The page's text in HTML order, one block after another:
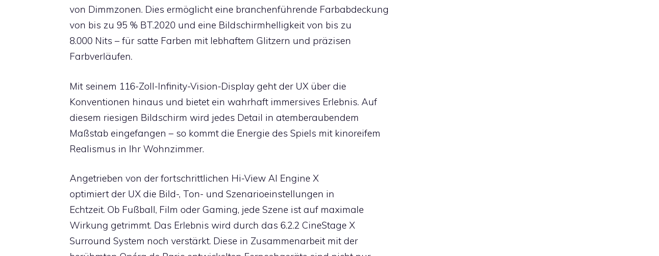
von Dimmzonen. Dies ermöglicht eine branchenführende Farbabdeckung
von bis zu 95 % BT.2020 und eine Bildschirmhelligkeit von bis zu
8.000 Nits – für satte Farben mit lebhaftem Glitzern und präzisen
Farbverläufen.
Mit seinem 116-Zoll-Infinity-Vision-Display geht der UX über die
Konventionen hinaus und bietet ein wahrhaft immersives Erlebnis. Auf
diesem riesigen Bildschirm wird jedes Detail in atemberaubendem
Maßstab eingefangen – so kommt die Energie des Spiels mit kinoreifem
Realismus in Ihr Wohnzimmer.
Angetrieben von der fortschrittlichen Hi-View AI Engine X
optimiert der UX die Bild-, Ton- und Szenarioeinstellungen in
Echtzeit. Ob Fußball, Film oder Gaming, jede Szene ist auf maximale
Wirkung getrimmt. Das Erlebnis wird durch das 6.2.2 CineStage X
Surround System noch verstärkt. Diese in Zusammenarbeit mit der